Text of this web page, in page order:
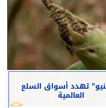
تهدد أسواق السلع
العالمية